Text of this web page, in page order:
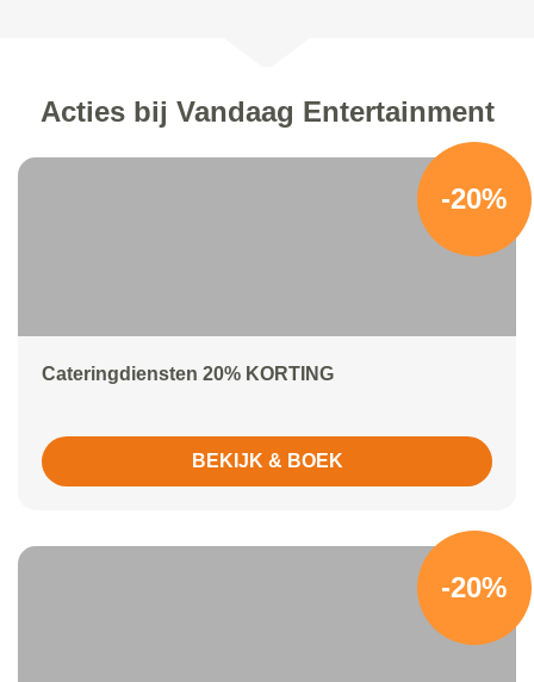
Acties bij Vandaag Entertainment
-20%
Cateringdiensten 20% KORTING
BEKIJK & BOEK
-20%